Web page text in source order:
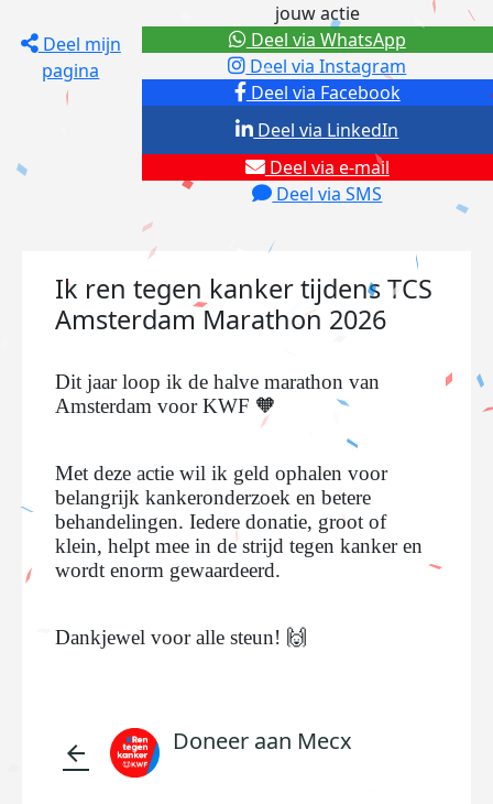
Deel mijn
pagina
jouw actie
Deel via Facebook
Deel via Instagram
Deel via e-mail
Deel via SMS
Deel via LinkedIn
Deel via WhatsApp
Ik ren tegen kanker tijdens TCS
Amsterdam Marathon 2026
Dit jaar loop ik de halve marathon van
Amsterdam voor KWF 🧡
Met deze actie wil ik geld ophalen voor
belangrijk kankeronderzoek en betere
behandelingen. Iedere donatie, groot of
klein, helpt mee in de strijd tegen kanker en
wordt enorm gewaardeerd.
Dankjewel voor alle steun! 🙌
arrow_back Doneer aan Mecx